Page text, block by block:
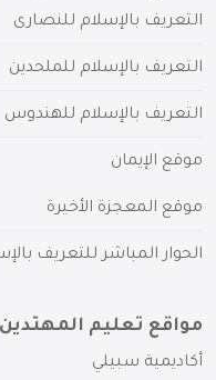
التعريف بالإسلام للنصارى
التعريف بالإسلام للملحدين
التعريف بالإسلام للهندوس
موقع الإيمان
موقع المعجزة الأخيرة
الحوار المباشر للتعريف
مواقع تعليم
أكاديمية سبيلي